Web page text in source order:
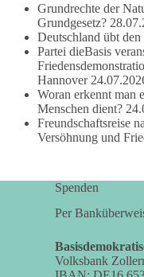
Politik, die
Schleuserkriminalität
und Migration nicht zum
geopolitischer
Der Mensch darf
politischer Interessen
#Migration
DieBasis
Grundrechte der
Grundgesetz?
Deutschland übt
Partei dieBasis
Hannover
Woran erkennt man
Menschen dient?
Freundschaftsreise
Versöhnung und
Spenden
Per
Volksbank